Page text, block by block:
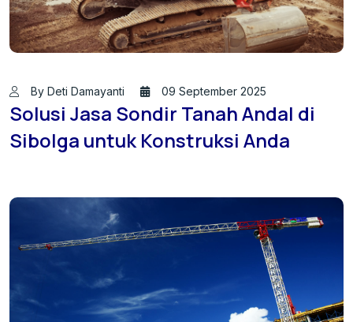
By Deti Damayanti 09 September 2025
Solusi Jasa Sondir Tanah Andal di
Sibolga untuk Konstruksi Anda